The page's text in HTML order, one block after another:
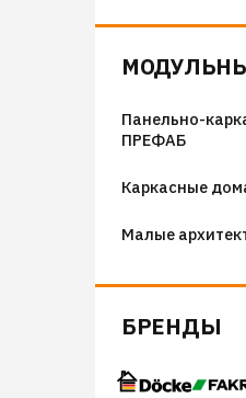
Адресные
декор
Козырьки на
Панельно-
ПРЕФАБ
Каркасные
Малые
БРЕНДЫ